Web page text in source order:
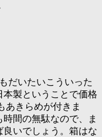
だいたいこういった
製ということで価格
あきらめが付きま
間の無駄なので、ま
良いでしょう。箱はな